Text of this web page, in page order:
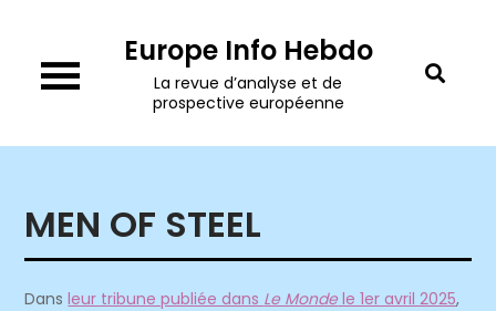
content
Europe Info Hebdo
La revue d’analyse et de
prospective européenne
MEN OF STEEL
Dansleur tribune publiée dans Le Mondele 1er avril 2025,